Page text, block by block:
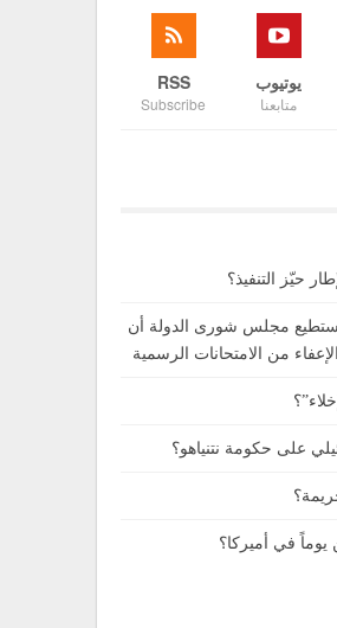
يوتيوب
متابعنا
RSS
Subscribe
حيّز التنفيذ؟
يستطيع مجلس شورى الدولة أن
من الامتحانات الرسمية
على حكومة نتنياهو؟
يوماً في أميركا؟